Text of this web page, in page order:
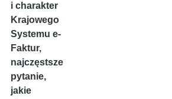
i charakter
Krajowego
Systemu e-
Faktur,
najczęstsze
pytanie,
jakie